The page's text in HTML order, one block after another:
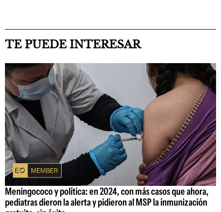
TE PUEDE INTERESAR
Meningococo y política: en 2024, con más casos que ahora,
pediatras dieron la alerta y pidieron al MSP la inmunización